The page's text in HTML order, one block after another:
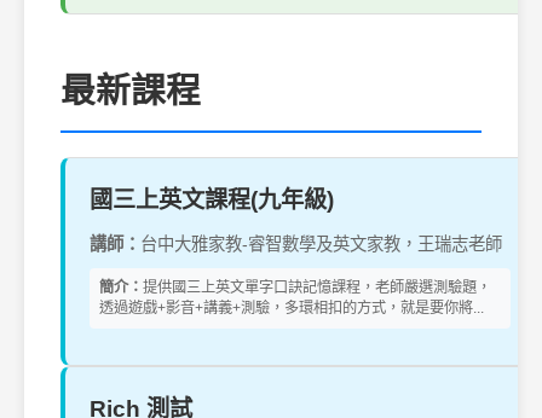
最新課程
國三上英文課程(九年級)
講師： 台中大雅家教-睿智數學及英文家教，王瑞志老師
簡介： 提供國三上英文單字口訣記憶課程，老師嚴選測驗題，
透過遊戲+影音+講義+測驗，多環相扣的方式，就是要你將...
Rich 測試